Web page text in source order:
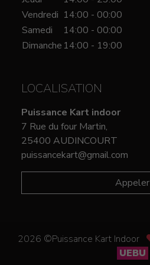
Vendredi 14:00 - 00:00
Samedi
14:00 - 00:00
Dimanche 14:00 - 19:00
LOCALISATION
Puissance Kart indoor
7 Rue du four Martin,
25400 AUDINCOURT
puissancekart@gmail.com
Appeler
2026 ©Puissance Kart Indoor
UEBU